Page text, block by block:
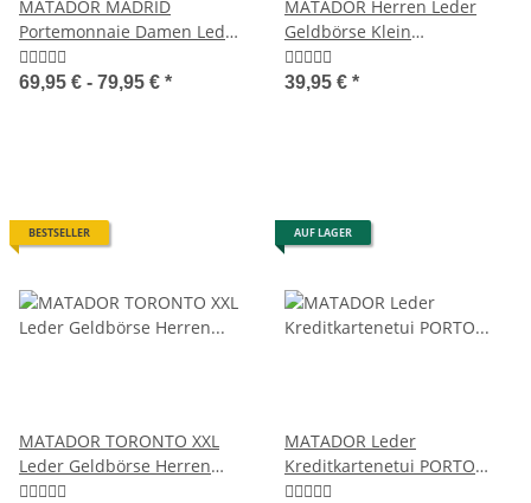
MATADOR MADRID
Portemonnaie Damen Leder
Geldbörse TüV RFID
69,95 € - 79,95 € *
MATADOR Herren Leder
Geldbörse Klein
Ledergeldbörse Brieftasche
RFID
39,95 € *
BESTSELLER
MATADOR TORONTO XXL
Leder Geldbörse Herren
Groß TüV RFID
AUF LAGER
MATADOR Leder
Kreditkartenetui PORTO
Kreditkartenhülle RFID A7